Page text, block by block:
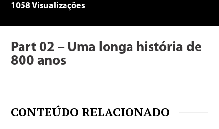
1058 Visualizações
Part 02 – Uma longa história de
800 anos
CONTEÚDO RELACIONADO